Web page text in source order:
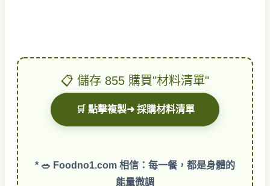
📋 儲存 855 購買"材料清單"
🛒 點擊複製➜ 採購材料清單
* 🥗 Foodno1.com 相信：每一餐，都是身體的
能量微調